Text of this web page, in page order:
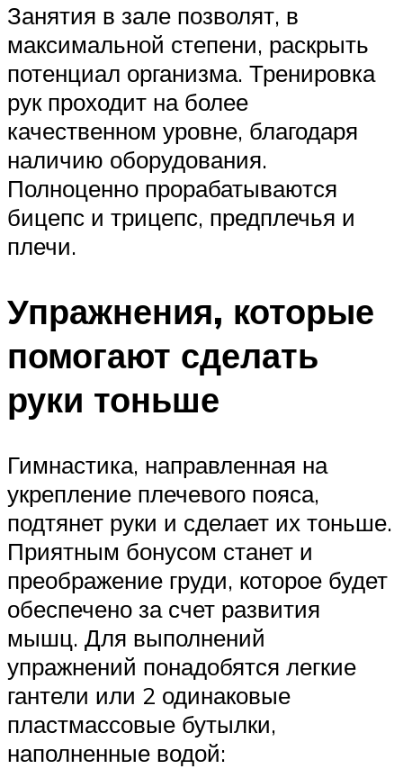
Занятия в зале позволят, в
максимальной степени, раскрыть
потенциал организма. Тренировка
рук проходит на более
качественном уровне, благодаря
наличию оборудования.
Полноценно прорабатываются
бицепс и трицепс, предплечья и
плечи.
Упражнения, которые
помогают сделать
руки тоньше
Гимнастика, направленная на
укрепление плечевого пояса,
подтянет руки и сделает их тоньше.
Приятным бонусом станет и
преображение груди, которое будет
обеспечено за счет развития
мышц. Для выполнений
упражнений понадобятся легкие
гантели или 2 одинаковые
пластмассовые бутылки,
наполненные водой: